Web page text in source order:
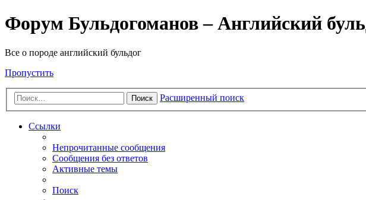
Форум Бульдогоманов – Английский
Все о породе английский бульдог
Пропустить
Поиск Расширенный поиск
Ссылки
Непрочитанные сообщения
Сообщения без ответов
Активные темы
Поиск